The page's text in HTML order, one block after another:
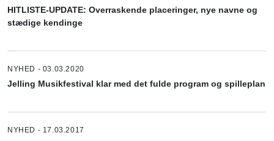
HITLISTE-UPDATE: Overraskende placeringer, nye navne og
stædige kendinge
NYHED - 03.03.2020
Jelling Musikfestival klar med det fulde program og spilleplan
NYHED - 17.03.2017